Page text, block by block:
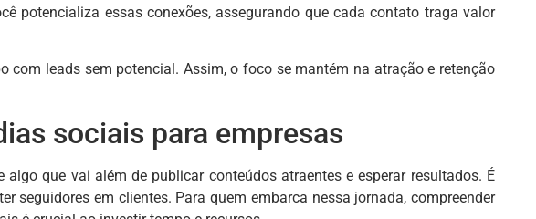
potencializa essas conexões, assegurando que cada contato traga valor
com leads sem potencial. Assim, o foco se mantém na atração e retenção
sociais para empresas
que vai além de publicar conteúdos atraentes e esperar resultados. É
seguidores em clientes. Para quem embarca nessa jornada, compreender